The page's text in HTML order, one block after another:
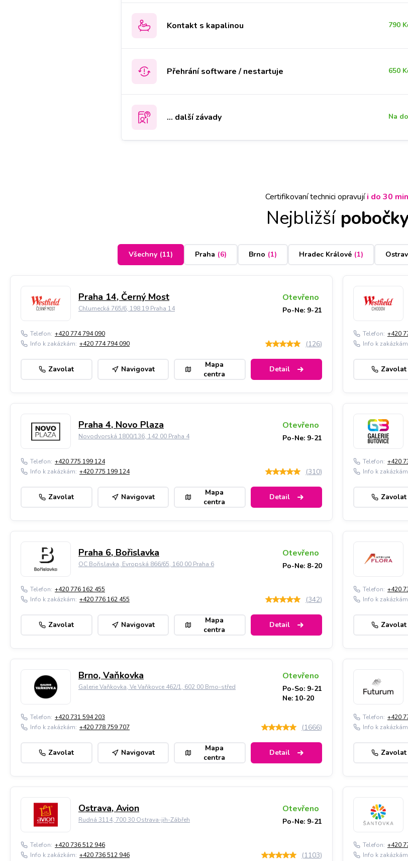
Kontakt s kapalinou 790
Přehrání software / nestartuje 650
... další závady Na
Certifikovaní technici opravujíi do 30
Nejbližší
Všechny (11) Praha (6) Brno (1) Hradec Králové (1)
Praha 14, Černý Most
Chlumecká 765/6, 198 19 Praha 14
Otevřeno
Po-Ne: 9-21
Telefon: +420 774 794 090
Info k zakázkám: +420 774 794 090 (126)
Zavolat Navigovat
Mapa
centra
Detail
Telefon: +420
Info k
Zavolat
Praha 4, Novo Plaza
Novodvorská 1800/136, 142 00 Praha 4
Otevřeno
Po-Ne: 9-21
Telefon: +420 775 199 124
Info k zakázkám: +420 775 199 124 (310)
Zavolat Navigovat
Mapa
centra
Detail
Telefon: +420
Info k
Zavolat
Praha 6, Bořislavka
OC Bořislavka, Evropská 866/65, 160 00 Praha 6
Otevřeno
Po-Ne: 8-20
Telefon: +420 776 162 455
Info k zakázkám: +420 776 162 455 (342)
Zavolat Navigovat
Mapa
centra
Detail
Telefon: +420
Info k
Zavolat
Brno, Vaňkovka
Galerie Vaňkovka, Ve Vaňkovce 462/1, 602 00 Brno-střed
Otevřeno
Po-So: 9-21
Ne: 10-20
Telefon: +420 731 594 203
Info k zakázkám: +420 778 759 707 (1666)
Zavolat Navigovat
Mapa
centra
Detail
Telefon: +420
Info k
Zavolat
Ostrava, Avion
Rudná 3114, 700 30 Ostrava-jih-Zábřeh
Otevřeno
Po-Ne: 9-21
Telefon: +420 736 512 946
Info k zakázkám: +420 736 512 946 (1103)
Telefon: +420
Info k